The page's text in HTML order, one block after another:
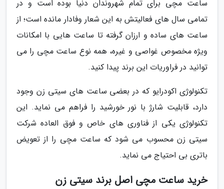
ساعت مچی برای تمام شهروندان دنیا بوده است و در
تمامی سال های فعالیتش به این شعار وفادار مانده است؛ از
ساعت های ساده و ارزان گرفته تا ساعت هایی با امکانات
ویژه مخصوص غواصی و غیره، همه نوع ساعت مچی را می
توانید در فراوریات این برند پیدا کنید.
تکنولوژی اکودرایو که در بعضی ساعت های سیتی زن وجود
دارد، قابلیت شارژ با نور خورشید را فراهم می نماید. این
تکنولوژی یکی از فناوری های خاص و فوق العاده شرکت
سیتی زن محسوب می شود که ساعت مچی را از تعویض
باتری بی احتیاج می نماید.
خرید ساعت مچی اصل برند سیتی زن